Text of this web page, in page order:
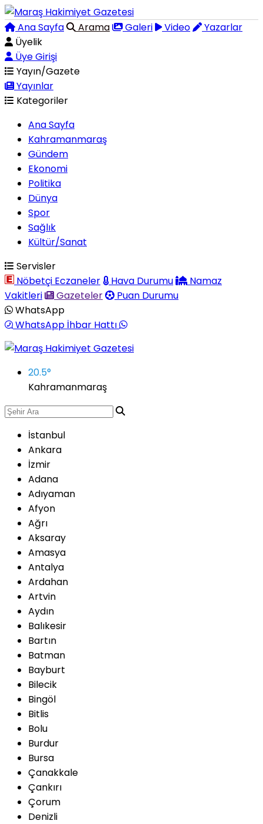
Ana Sayfa Arama Galeri Video
Yazarlar
Üyelik
Üye Girişi
Yayın/Gazete
Yayınlar
Kategoriler
Ana Sayfa
Kahramanmaraş
Gündem
Ekonomi
Politika
Dünya
Spor
Sağlık
Kültür/Sanat
Servisler
Nöbetçi Eczaneler
Hava Durumu
Namaz
Vakitleri
Gazeteler
Puan Durumu
WhatsApp
WhatsApp İhbar Hattı
20.5°
Kahramanmaraş
İstanbul
Ankara
İzmir
Adana
Adıyaman
Afyon
Ağrı
Aksaray
Amasya
Antalya
Ardahan
Artvin
Aydın
Balıkesir
Bartın
Batman
Bayburt
Bilecik
Bingöl
Bitlis
Bolu
Burdur
Bursa
Çanakkale
Çankırı
Çorum
Denizli